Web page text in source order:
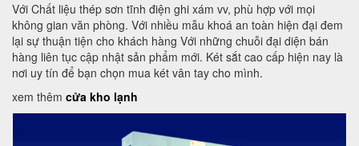
Với Chất liệu thép sơn tĩnh điện ghi xám vv, phù hợp với mọi
không gian văn phòng. Với nhiều mẫu khoá an toàn hiện đại đem
lại sự thuận tiện cho khách hàng Với những chuỗi đại diện bán
hàng liên tục cập nhật sản phẩm mới. Két sắt cao cấp hiện nay là
nơi uy tín để bạn chọn mua két vân tay cho mình.
xem thêm cửa kho lạnh